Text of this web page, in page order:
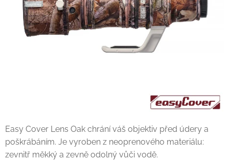
Easy Cover Lens Oak chrání váš objektiv před údery a
poškrábáním. Je vyroben z neoprenového materiálu:
zevnitř měkký a zevně odolný vůči vodě.